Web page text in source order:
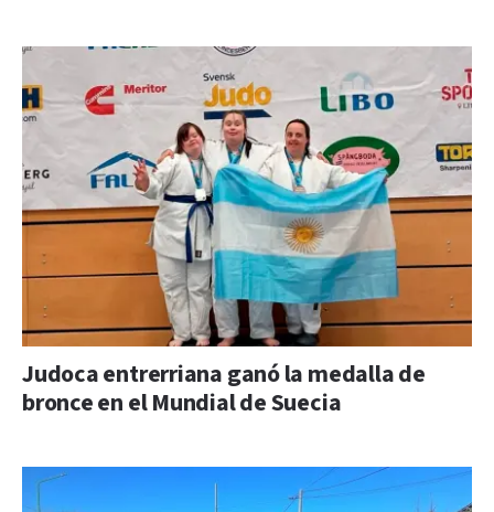
Judoca entrerriana ganó la medalla de
bronce en el Mundial de Suecia